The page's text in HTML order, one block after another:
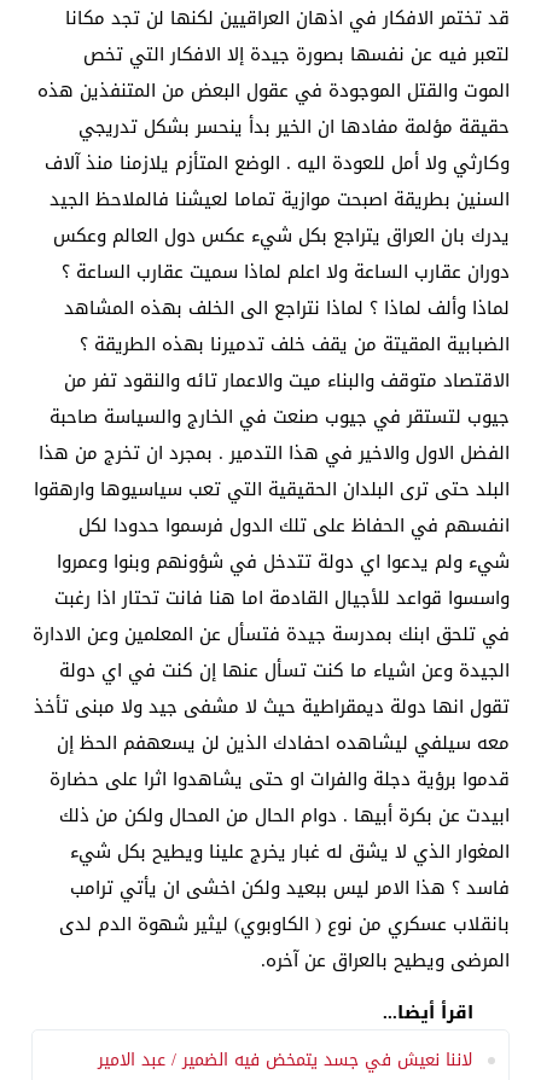
قد تختمر الافكار في اذهان العراقيين لكنها لن تجد مكانا
لتعبر فيه عن نفسها بصورة جيدة إلا الافكار التي تخص
الموت والقتل الموجودة في عقول البعض من المتنفذين هذه
حقيقة مؤلمة مفادها ان الخير بدأ ينحسر بشكل تدريجي
وكارثي ولا أمل للعودة اليه . الوضع المتأزم يلازمنا منذ آلاف
السنين بطريقة اصبحت موازية تماما لعيشنا فالملاحظ الجيد
يدرك بان العراق يتراجع بكل شيء عكس دول العالم وعكس
دوران عقارب الساعة ولا اعلم لماذا سميت عقارب الساعة ؟
لماذا وألف لماذا ؟ لماذا نتراجع الى الخلف بهذه المشاهد
الضبابية المقيتة من يقف خلف تدميرنا بهذه الطريقة ؟
الاقتصاد متوقف والبناء ميت والاعمار تائه والنقود تفر من
جيوب لتستقر في جيوب صنعت في الخارج والسياسة صاحبة
الفضل الاول والاخير في هذا التدمير . بمجرد ان تخرج من هذا
البلد حتى ترى البلدان الحقيقية التي تعب سياسيوها وارهقوا
انفسهم في الحفاظ على تلك الدول فرسموا حدودا لكل
شيء ولم يدعوا اي دولة تتدخل في شؤونهم وبنوا وعمروا
واسسوا قواعد للأجيال القادمة اما هنا فانت تحتار اذا رغبت
في تلحق ابنك بمدرسة جيدة فتسأل عن المعلمين وعن الادارة
الجيدة وعن اشياء ما كنت تسأل عنها إن كنت في اي دولة
تقول انها دولة ديمقراطية حيث لا مشفى جيد ولا مبنى تأخذ
معه سيلفي ليشاهده احفادك الذين لن يسعهفم الحظ إن
قدموا برؤية دجلة والفرات او حتى يشاهدوا اثرا على حضارة
ابيدت عن بكرة أبيها . دوام الحال من المحال ولكن من ذلك
المغوار الذي لا يشق له غبار يخرج علينا ويطيح بكل شيء
فاسد ؟ هذا الامر ليس ببعيد ولكن اخشى ان يأتي ترامب
بانقلاب عسكري من نوع ( الكاوبوي) ليثير شهوة الدم لدى
المرضى ويطيح بالعراق عن آخره.
اقرأ أيضا...
لاننا نعيش في جسد يتمخض فيه الضمير / عبد الامير